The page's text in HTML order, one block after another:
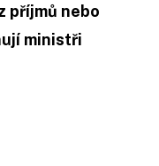
příjmů nebo
ministři